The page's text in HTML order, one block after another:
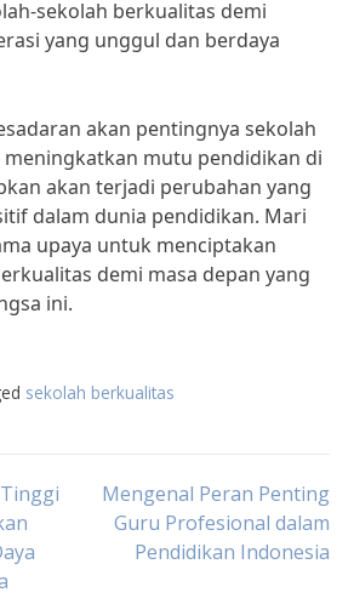
sekolah berkualitas demi
yang unggul dan berdaya
akan pentingnya sekolah
mutu pendidikan di
akan terjadi perubahan yang
dalam dunia pendidikan. Mari
upaya untuk menciptakan
demi masa depan yang
ini.
sekolah berkualitas
Mengenal Peran Penting
Guru Profesional dalam
Pendidikan Indonesia